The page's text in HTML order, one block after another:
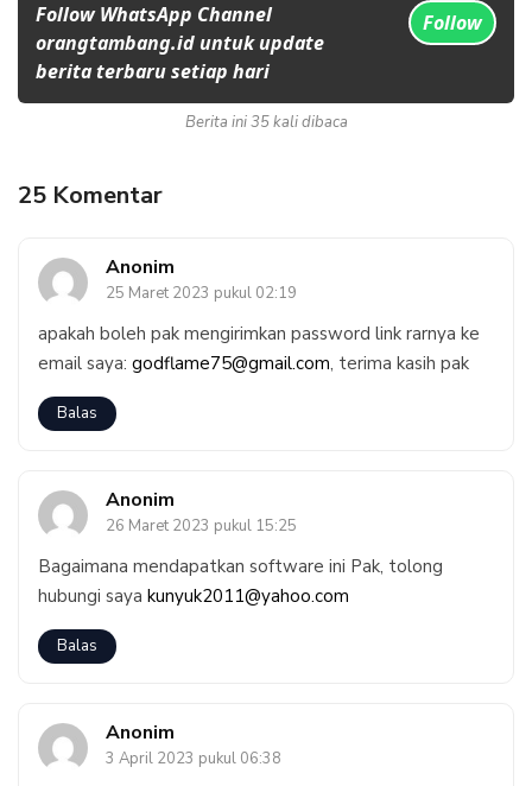
Follow WhatsApp Channel
orangtambang.id untuk update
berita terbaru setiap hari
Follow
Berita ini 35 kali dibaca
25 Komentar
Anonim
25 Maret 2023 pukul 02:19
apakah boleh pak mengirimkan password link rarnya ke
email saya: godflame75@gmail.com, terima kasih pak
Balas
Anonim
26 Maret 2023 pukul 15:25
Bagaimana mendapatkan software ini Pak, tolong
hubungi saya kunyuk2011@yahoo.com
Balas
Anonim
3 April 2023 pukul 06:38